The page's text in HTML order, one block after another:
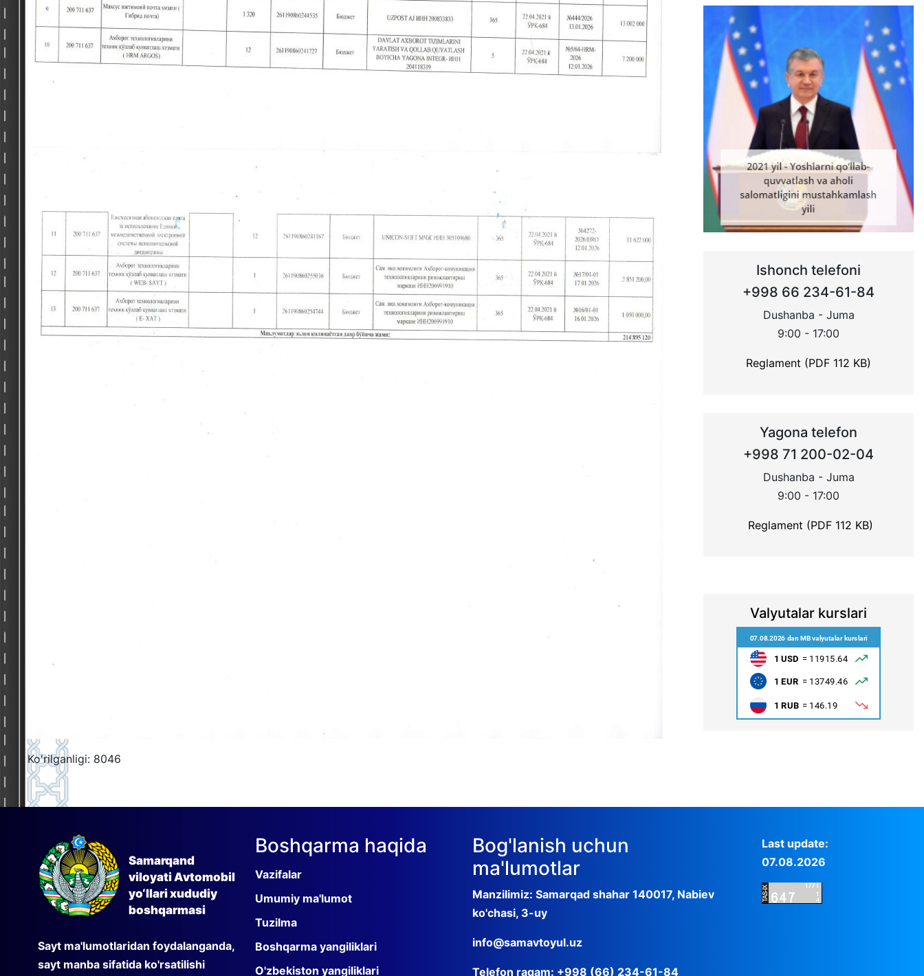
Ko'rilganligi: 8046
Ishonch telefoni
+998 66 234-61-84
Dushanba - Juma
9:00 - 17:00
Reglament (PDF 112 KB)
Yagona telefon
+998 71 200-02-04
Dushanba - Juma
9:00 - 17:00
Reglament (PDF 112 KB)
Valyutalar kurslari
Samarqand
viloyati Avtomobil
yo‘llari xududiy
boshqarmasi
Sayt ma'lumotlaridan foydalanganda,
sayt manba sifatida ko'rsatilishi
Boshqarma haqida
Vazifalar
Umumiy ma'lumot
Tuzilma
Boshqarma yangiliklari
O'zbekiston yangiliklari
Bog'lanish uchun
ma'lumotlar
Manzilimiz: Samarqad shahar 140017, Nabiev
ko'chasi, 3-uy
info@samavtoyul.uz
Telefon raqam: +998 (66) 234-61-84
Last update:
07.08.2026